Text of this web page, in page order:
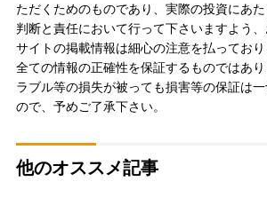
ただくためのものであり、実際の投資にあ
判断と責任において行って下さいますよう
サイトの掲載情報は細心の注意を払ってお
全ての情報の正確性を保証するものではあ
ラブル等の損失が被っても損害等の保証は
ので、予めご了承下さい。
他のオススメ記事